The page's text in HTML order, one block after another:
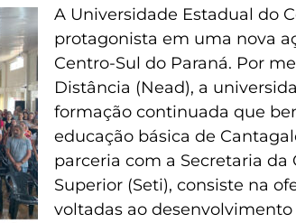
A Universidade Estadual do
protagonista em uma nova
Centro-Sul do Paraná. Por
Distância (Nead), a
formação continuada que
educação básica de
parceria com a Secretaria da
Superior (Seti), consiste na
voltadas ao